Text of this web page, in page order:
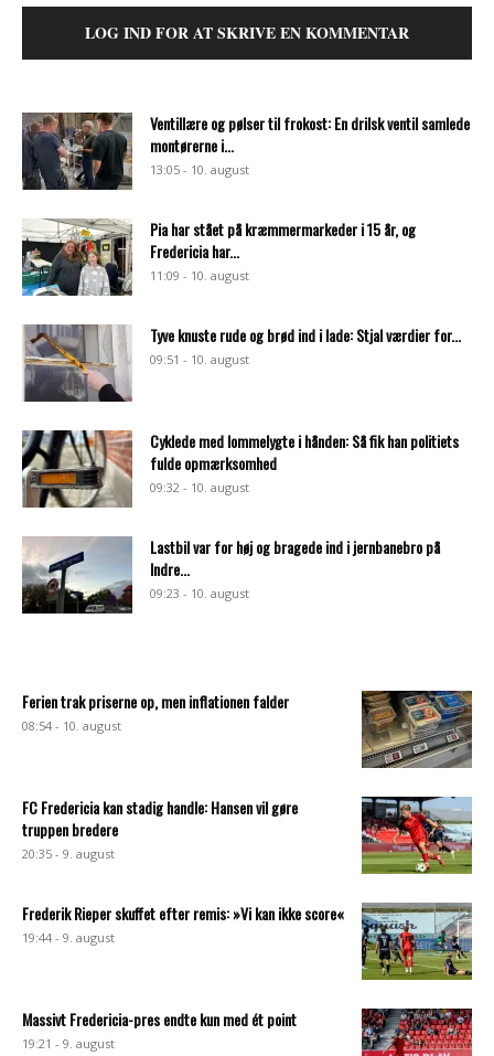
LOG IND FOR AT SKRIVE EN KOMMENTAR
Ventillære og pølser til frokost: En drilsk ventil samlede
montørerne i...
13:05 - 10. august
Pia har stået på kræmmermarkeder i 15 år, og
Fredericia har...
11:09 - 10. august
Tyve knuste rude og brød ind i lade: Stjal værdier for...
09:51 - 10. august
Cyklede med lommelygte i hånden: Så fik han politiets
fulde opmærksomhed
09:32 - 10. august
Lastbil var for høj og bragede ind i jernbanebro på
Indre...
09:23 - 10. august
Ferien trak priserne op, men inflationen falder
08:54 - 10. august
FC Fredericia kan stadig handle: Hansen vil gøre
truppen bredere
20:35 - 9. august
Frederik Rieper skuffet efter remis: »Vi kan ikke score«
19:44 - 9. august
Massivt Fredericia-pres endte kun med ét point
19:21 - 9. august